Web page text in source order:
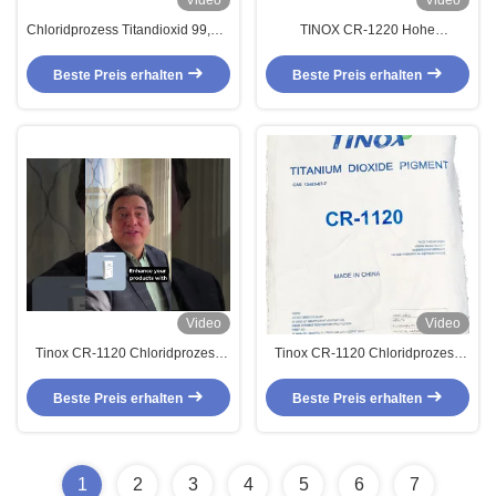
Chloridprozess Titandioxid 99,5%
Beste Preis erhalten
TINOX CR-1220 Hohe
Chlorid-Prozess Titandioxid für
Kunststoff
Beste Preis erhalten
Video
Tinox CR-1120 Chloridprozess
Beste Preis erhalten
Video
Tinox CR-1120 Chloridprozess
Beste Preis erhalten
1 2 3 4 5 6 7